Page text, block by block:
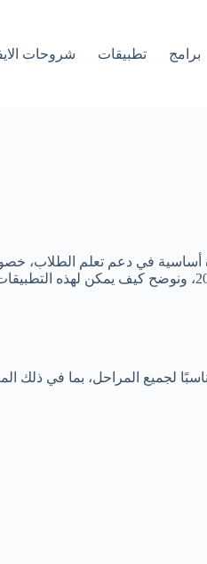
برامج تطبيقات شروحات
أساسية في دعم تعلم الطلاب،
لجميع المراحل، بما في ذلك